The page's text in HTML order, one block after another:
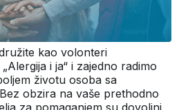
kao volonteri
i ja“ i zajedno radimo
životu osoba sa
obzira na vaše prethodno